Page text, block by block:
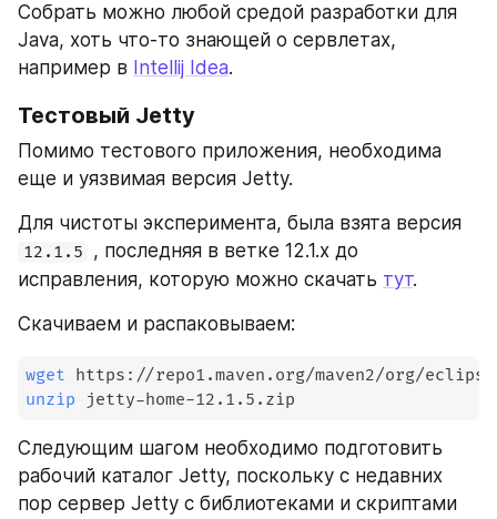
Собрать можно любой средой разработки для
Java, хоть что-то знающей о сервлетах,
например в Intellij Idea.
Тестовый Jetty
Помимо тестового приложения, необходима
еще и уязвимая версия Jetty.
12.1.5 , последняя в ветке 12.1.х до
исправления, которую можно скачать тут.
Скачиваем и распаковываем:
wget
unzip jetty-home-12.1.5.zip
Следующим шагом необходимо подготовить
рабочий каталог Jetty, поскольку с недавних
пор сервер Jetty с библиотеками и скриптами